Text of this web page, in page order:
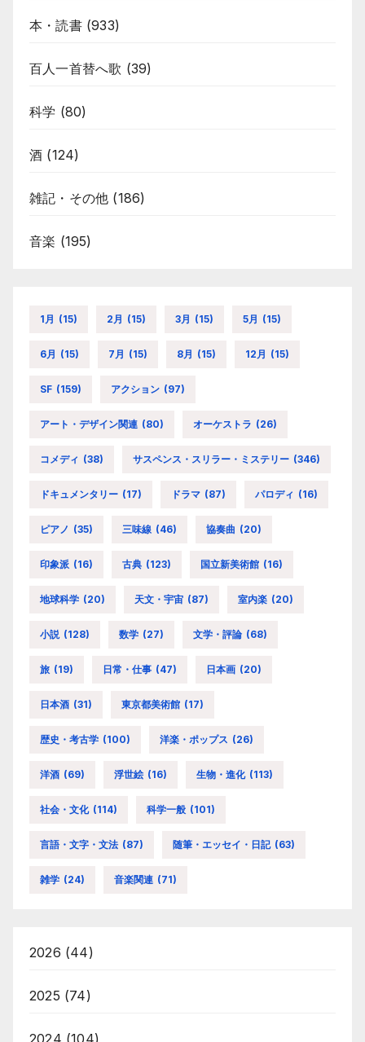
本・読書(933)
百人一首替へ歌 (39)
科学 (80)
酒 (124)
雑記・その他 (186)
音楽 (195)
1月 (15) 2月 (15) 3月 (15) 5月 (15)
6月 (15) 7月 (15) 8月 (15) 12月 (15)
SF (159) アクション (97)
アート・デザイン関連 (80) オーケストラ (26)
コメディ (38) サスペンス・スリラー・ミステリー (346)
ドキュメンタリー (17) ドラマ (87) パロディ (16)
ピアノ (35) 三味線 (46) 協奏曲 (20)
印象派 (16) 古典 (123) 国立新美術館 (16)
地球科学 (20) 天文・宇宙 (87) 室内楽 (20)
小説 (128) 数学 (27) 文学・評論 (68)
旅 (19) 日常・仕事 (47) 日本画 (20)
日本酒 (31) 東京都美術館 (17)
歴史・考古学 (100) 洋楽・ポップス (26)
洋酒 (69) 浮世絵 (16) 生物・進化 (113)
社会・文化 (114) 科学一般 (101)
言語・文字・文法 (87) 随筆・エッセイ・日記 (63)
雑学 (24) 音楽関連 (71)
2026 (44)
2025 (74)
2024 (104)